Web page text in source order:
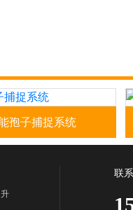
可24小时无间断自动
孢子捕捉系统
联